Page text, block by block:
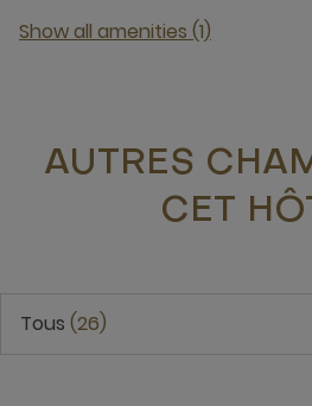
Show all amenities (1)
AUTRES
CET
Tous 26